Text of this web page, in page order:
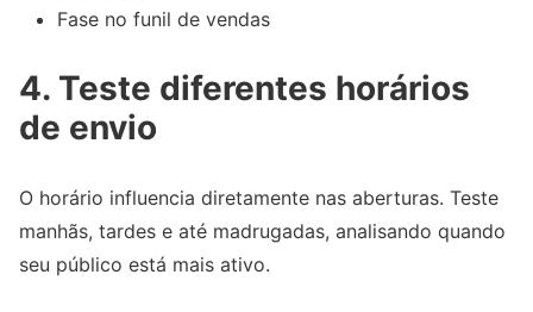
Fase no funil de vendas
4. Teste diferentes horários
de envio
O horário influencia diretamente nas aberturas. Teste
manhãs, tardes e até madrugadas, analisando quando
seu público está mais ativo.